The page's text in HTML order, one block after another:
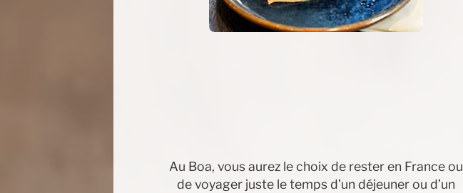
Au Boa, vous aurez le choix de rester en France ou
de voyager juste le temps d’un déjeuner ou d’un